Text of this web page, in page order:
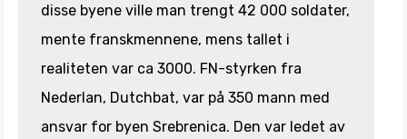
disse byene ville man trengt 42 000 soldater,
mente franskmennene, mens tallet i
realiteten var ca 3000. FN-styrken fra
Nederlan, Dutchbat, var på 350 mann med
ansvar for byen Srebrenica. Den var ledet av